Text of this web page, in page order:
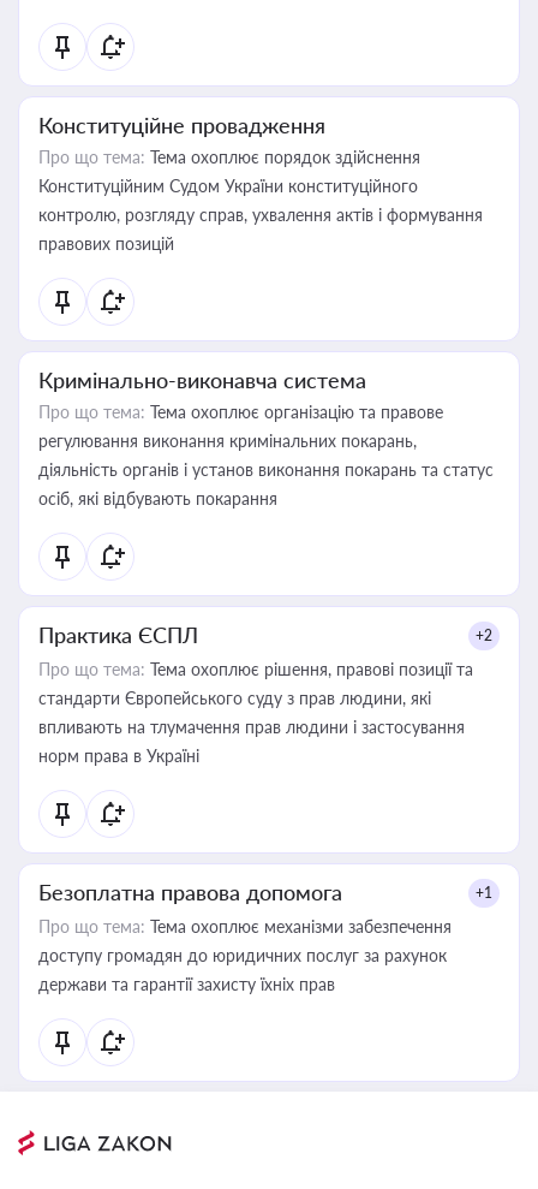
Конституційне провадження
Про що тема: Тема охоплює порядок здійснення
Конституційним Судом України конституційного
контролю, розгляду справ, ухвалення актів і формування
правових позицій
Кримінально-виконавча система
Про що тема: Тема охоплює організацію та правове
регулювання виконання кримінальних покарань,
діяльність органів і установ виконання покарань та статус
осіб, які відбувають покарання
Практика ЄСПЛ +2
Про що тема: Тема охоплює рішення, правові позиції та
стандарти Європейського суду з прав людини, які
впливають на тлумачення прав людини і застосування
норм права в Україні
Безоплатна правова допомога +1
Про що тема: Тема охоплює механізми забезпечення
доступу громадян до юридичних послуг за рахунок
держави та гарантії захисту їхніх прав